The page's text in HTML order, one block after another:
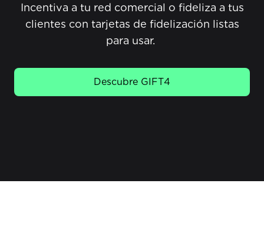
Incentiva a tu red comercial o fideliza a tus
clientes con tarjetas de fidelización listas
para usar. ​
Descubre GIFT4